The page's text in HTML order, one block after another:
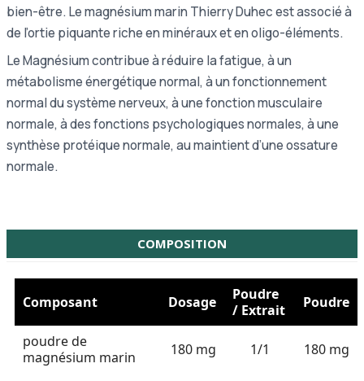
bien-être. Le magnésium marin Thierry Duhec est associé à
de l’ortie piquante riche en minéraux et en oligo-éléments.
Le Magnésium contribue à réduire la fatigue, à un
métabolisme énergétique normal, à un fonctionnement
normal du système nerveux, à une fonction musculaire
normale, à des fonctions psychologiques normales, à une
synthèse protéique normale, au maintient d’une ossature
normale.
COMPOSITION
Composant Dosage
Poudre
/ Extrait
Poudre
poudre de
magnésium marin
180 mg 1/1 180 mg